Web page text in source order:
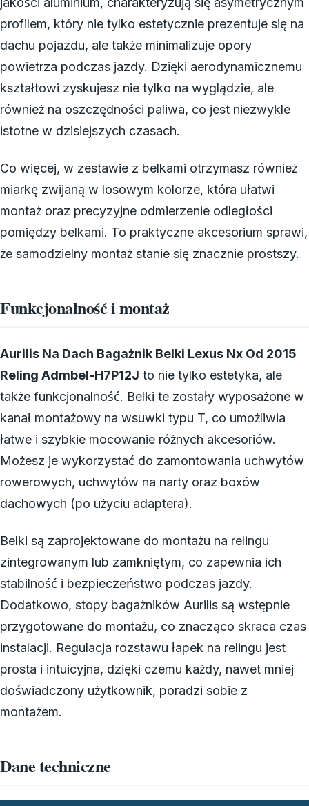
profilem, który nie tylko estetycznie prezentuje się na
dachu pojazdu, ale także minimalizuje opory
powietrza podczas jazdy. Dzięki aerodynamicznemu
kształtowi zyskujesz nie tylko na wyglądzie, ale
również na oszczędności paliwa, co jest niezwykle
istotne w dzisiejszych czasach.
Co więcej, w zestawie z belkami otrzymasz również
miarkę zwijaną w losowym kolorze, która ułatwi
montaż oraz precyzyjne odmierzenie odległości
pomiędzy belkami. To praktyczne akcesorium sprawi,
że samodzielny montaż stanie się znacznie prostszy.
Funkcjonalność i montaż
Aurilis Na Dach Bagażnik Belki Lexus Nx Od 2015
Reling Admbel-H7P12J to nie tylko estetyka, ale
także funkcjonalność. Belki te zostały wyposażone w
kanał montażowy na wsuwki typu T, co umożliwia
łatwe i szybkie mocowanie różnych akcesoriów.
Możesz je wykorzystać do zamontowania uchwytów
rowerowych, uchwytów na narty oraz boxów
dachowych (po użyciu adaptera).
Belki są zaprojektowane do montażu na relingu
zintegrowanym lub zamkniętym, co zapewnia ich
stabilność i bezpieczeństwo podczas jazdy.
Dodatkowo, stopy bagażników Aurilis są wstępnie
przygotowane do montażu, co znacząco skraca czas
instalacji. Regulacja rozstawu łapek na relingu jest
prosta i intuicyjna, dzięki czemu każdy, nawet mniej
doświadczony użytkownik, poradzi sobie z
montażem.
Dane techniczne